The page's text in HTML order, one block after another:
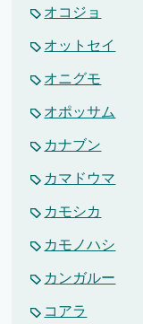
オコジョ
オットセイ
オニグモ
オポッサム
カナブン
カマドウマ
カモシカ
カモノハシ
カンガルー
コアラ